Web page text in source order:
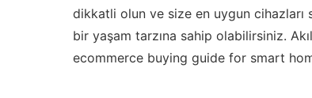
dikkatli olun ve size en uygun cihazları
bir yaşam tarzına sahip olabilirsiniz.
ecommerce buying guide for smart